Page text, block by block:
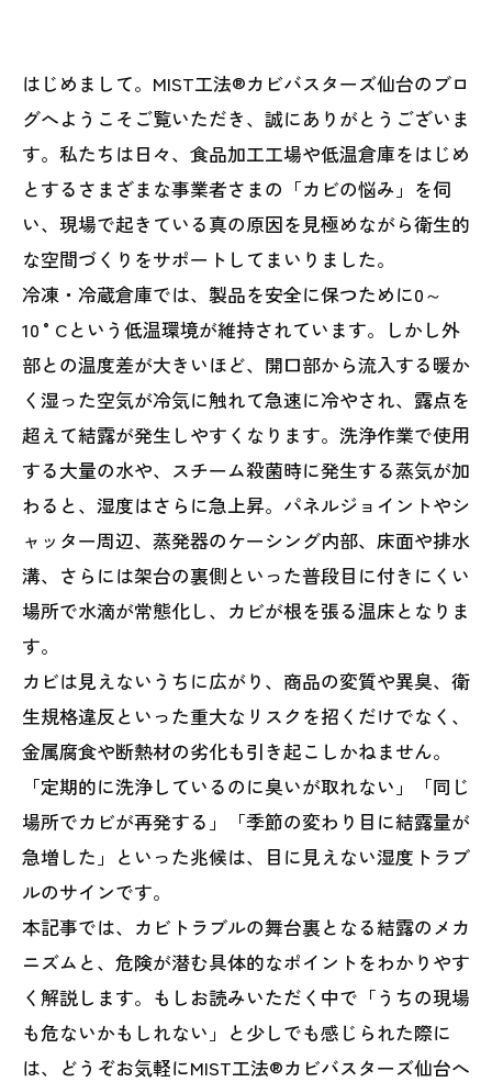
はじめまして。MIST工法®カビバスターズ仙台のブロ
グへようこそご覧いただき、誠にありがとうございま
す。私たちは日々、食品加工工場や低温倉庫をはじめ
とするさまざまな事業者さまの「カビの悩み」を伺
い、現場で起きている真の原因を見極めながら衛生的
な空間づくりをサポートしてまいりました。
冷凍・冷蔵倉庫では、製品を安全に保つために0～
10 °Cという低温環境が維持されています。しかし外
部との温度差が大きいほど、開口部から流入する暖か
く湿った空気が冷気に触れて急速に冷やされ、露点を
超えて結露が発生しやすくなります。洗浄作業で使用
する大量の水や、スチーム殺菌時に発生する蒸気が加
わると、湿度はさらに急上昇。パネルジョイントやシ
ャッター周辺、蒸発器のケーシング内部、床面や排水
溝、さらには架台の裏側といった普段目に付きにくい
場所で水滴が常態化し、カビが根を張る温床となりま
す。
カビは見えないうちに広がり、商品の変質や異臭、衛
生規格違反といった重大なリスクを招くだけでなく、
金属腐食や断熱材の劣化も引き起こしかねません。
「定期的に洗浄しているのに臭いが取れない」「同じ
場所でカビが再発する」「季節の変わり目に結露量が
急増した」といった兆候は、目に見えない湿度トラブ
ルのサインです。
本記事では、カビトラブルの舞台裏となる結露のメカ
ニズムと、危険が潜む具体的なポイントをわかりやす
く解説します。もしお読みいただく中で「うちの現場
も危ないかもしれない」と少しでも感じられた際に
は、どうぞお気軽にMIST工法®カビバスターズ仙台へ